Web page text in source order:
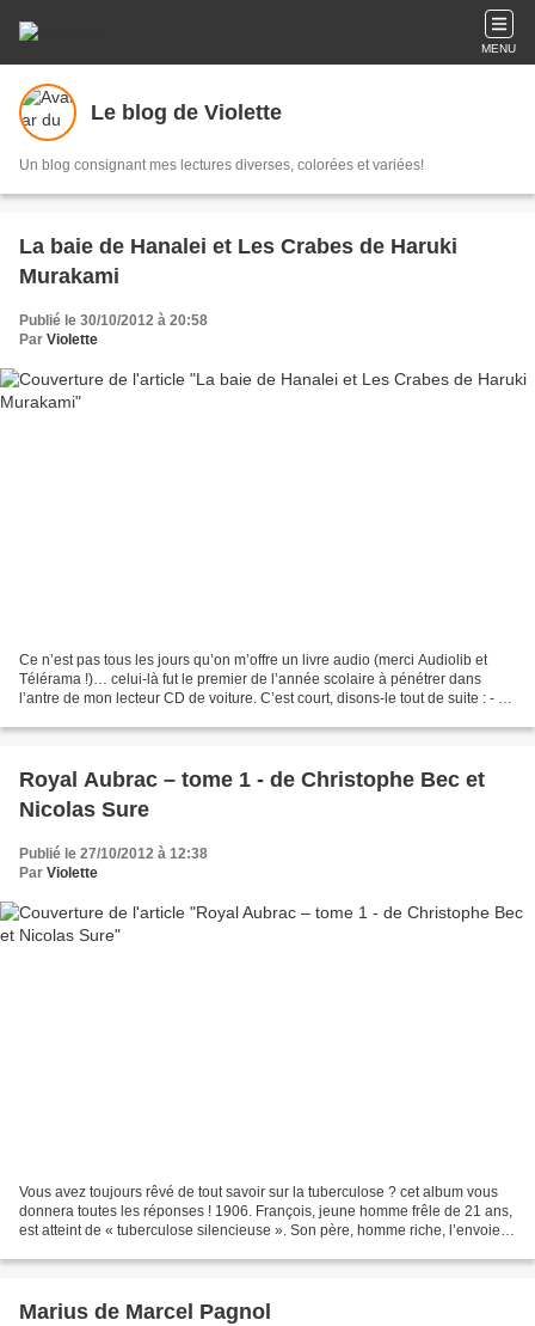
MENU
Le blog de Violette
Un blog consignant mes lectures diverses, colorées et variées!
La baie de Hanalei et Les Crabes de Haruki
Murakami
Publié le 30/10/2012 à 20:58
Par Violette
Ce n’est pas tous les jours qu’on m’offre un livre audio (merci Audiolib et
Télérama !)… celui-là fut le premier de l’année scolaire à pénétrer dans
l’antre de mon lecteur CD de voiture. C’est court, disons-le tout de suite : - «
Royal Aubrac – tome 1 - de Christophe Bec et
Nicolas Sure
Publié le 27/10/2012 à 12:38
Par Violette
Vous avez toujours rêvé de tout savoir sur la tuberculose ? cet album vous
donnera toutes les réponses ! 1906. François, jeune homme frêle de 21 ans,
est atteint de « tuberculose silencieuse ». Son père, homme riche, l’envoie
Marius de Marcel Pagnol